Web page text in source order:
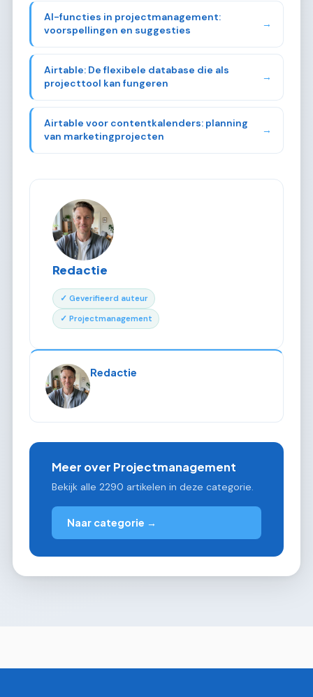
AI-functies in projectmanagement:
voorspellingen en suggesties
→
Airtable: De flexibele database die als
projecttool kan fungeren
→
Airtable voor contentkalenders: planning
van marketingprojecten
→
Redactie
✓ Geverifieerd auteur
✓ Projectmanagement
Redactie
Meer over Projectmanagement
Bekijk alle 2290 artikelen in deze categorie.
Naar categorie →